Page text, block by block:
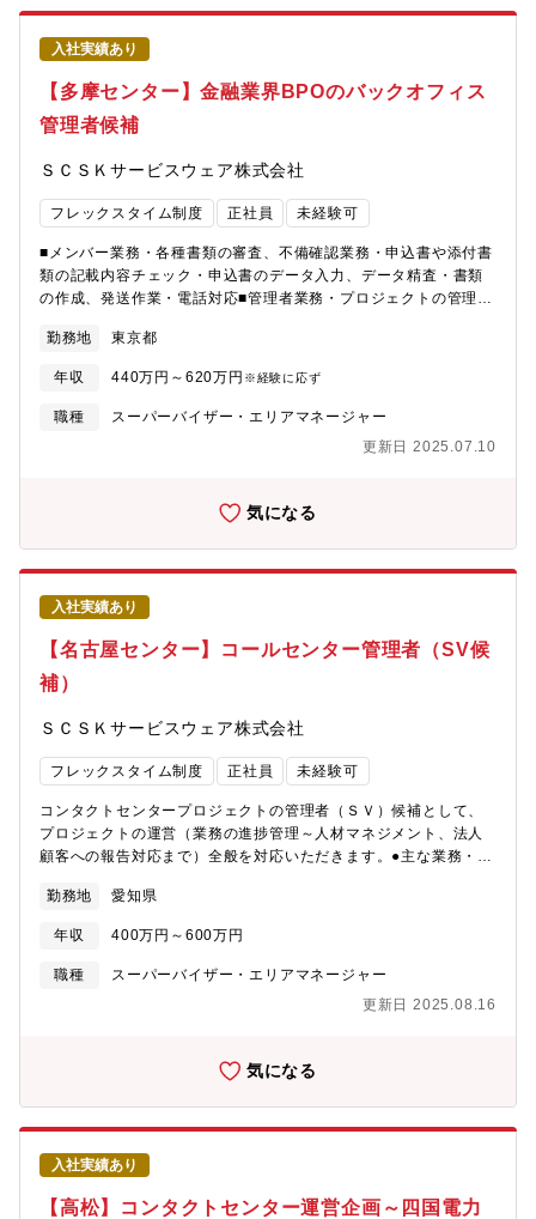
り合わせます。②問合せ対応：顧客人事担当者からシステムの操
作方法や課題の対応方法などについての問合せに回答します。③
給与計算：実際の給与計算はシステムが実施しますが、エラーの
確認などを行い、確定日までに確実に給与の支払い金額を確定し
て納品します。④月次報告会：毎月、担当顧客と当月給与計算の
報告・課題管理・改善提案を実施します。⑤規程変更対応：顧客
います。【求める人物像】・社内外との交渉・調整が多く発生す
るため、コミュニケーションが得意な方・新しい知識の習得に意
欲的に取り組み、向上心の高い方・ミスが許されない給与計算に
る方・顧客の課題や要望に着目し、解決方法を考えて提案するこ
とに喜びを感じられる方・チームで物事を進めることが好きな
方・「100点が当たり前」である給与計算の重圧に耐えられる精神
的なタフさをお持ちの方【将来のキャリアパス】1か月程度の研修
きます。業務状況に応じて難度が高い顧客を担当しながら、スキ
は5人前後のチーム率いるリード職を、スペシャリストを目指す方
は技術面からチームを支えるテクニカルマネジャー職への昇格す
入社実績あり
【多摩センター】金融業界BPOのバックオフィス
管理者候補
ＳＣＳＫサービスウェア株式会社
フレックスタイム制度 正社員 未経験可
■メンバー業務・各種書類の審査、不備確認業務・申込書や添付書
類の記載内容チェック・申込書のデータ入力、データ精査・書類
の作成、発送作業・電話対応■管理者業務・プロジェクトの管理業
シフト作成、採用、研修など）・クレーム対応、メンバーからの
エスカレーション対応・各種分析、報告、レポート【具体的に
は】＜銀行・証券＞・口座開設、NISA口座、マイナンバー対応、
入出金等の窓口業務、電話対応やデータ入力等の後方での事務業
業務や各種事務業務＜生保・損保＞・保険会社や販売代理店で
や損害保険に関わる事務業務・各種資料作成や事務フォロー、顧
客データの管理、分析などエクセルでの専門スキル業務・コール
センターでの問い合わせ対応、チャット対応、チャットボット構
築※配属先は、経験を踏まえ判断いたします【部門】多摩センタ
ー（正社員：62名 契約社員：239名）2022年4月1日現在金融業
界・領域でのカード、証券、生保分野における武器作り・仕組化
の推進、および専門人材の育成を積極的におこない、競合優位性
のあるセンターを目指す。
勤務地 東京都
年収 440万円～620万円 ※経験に応ず
職種
スーパーバイザー・エリアマネージャー
更新日 2025.07.10
気になる
入社実績あり
【名古屋センター】コールセンター管理者（SV候
補）
ＳＣＳＫサービスウェア株式会社
フレックスタイム制度 正社員 未経験可
コンタクトセンタープロジェクトの管理者（ＳＶ）候補として、
プロジェクトの運営（業務の進捗管理～人材マネジメント、法人
顧客への報告対応まで）全般を対応いただきます。●主な業務・メ
（納期や品質管理など）・人材管理・育成（勤怠管理、シフト調
整、研修対応、採用活動など）・運用マニュアル、フローの再設
計・各種分析、報告、レポート●配属想定プロジェクトカーナビの
オンラインサービスに関する問合せ窓口、および案内窓口 等プ
遂行します。その他、新規のプロジェクトが立ち上がる予定も複
とに、プロジェクト管理者の役割や立ち上げ担当などに配置検討
を行う予定です。●入社後の流れまずはプロジェクトに配属とな
り、メンバー業務（問い合わせ対応）やメンバーをフォローする
リーダーの立場として業務を対応いただきます。その後、業務習
得状況を確認しながら、入社半年～1年後にはＳＶ（プロジェクト
管理者）として業務対応をいただくことを想定しています。
勤務地 愛知県
年収 400万円～600万円
職種
スーパーバイザー・エリアマネージャー
更新日 2025.08.16
気になる
入社実績あり
【高松】コンタクトセンター運営企画～四国電力